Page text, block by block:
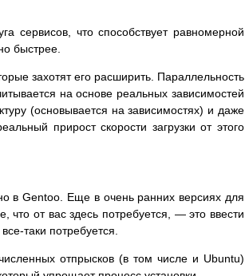
сервисов, что способствует равномерной
быстрее.
захотят его расширить. Параллельность
на основе реальных зависимостей
(основывается на зависимостях) и даже
прирост скорости загрузки от этого
в Gentoo. Еще в очень ранних версиях для
что от вас здесь потребуется, — это ввести
таки потребуется.
отпрысков (в том числе и Ubuntu)